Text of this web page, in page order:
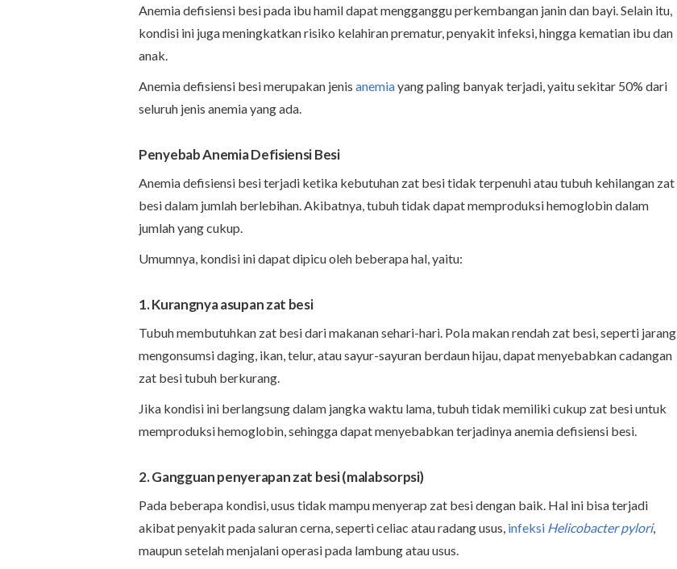
Anemia defisiensi besi pada ibu hamil dapat mengganggu perkembangan janin dan bayi. Selain itu,
kondisi ini juga meningkatkan risiko kelahiran prematur, penyakit infeksi, hingga kematian ibu dan
anak.
Anemia defisiensi besi merupakan jenis anemiayang paling banyak terjadi, yaitu sekitar 50% dari
seluruh jenis anemia yang ada.
Penyebab Anemia Defisiensi Besi
Anemia defisiensi besi terjadi ketika kebutuhan zat besi tidak terpenuhi atau tubuh kehilangan zat
besi dalam jumlah berlebihan. Akibatnya, tubuh tidak dapat memproduksi hemoglobin dalam
jumlah yang cukup.
Umumnya, kondisi ini dapat dipicu oleh beberapa hal, yaitu:
1. Kurangnya asupan zat besi
Tubuh membutuhkan zat besi dari makanan sehari-hari. Pola makan rendah zat besi, seperti jarang
mengonsumsi daging, ikan, telur, atau sayur-sayuran berdaun hijau, dapat menyebabkan cadangan
zat besi tubuh berkurang.
Jika kondisi ini berlangsung dalam jangka waktu lama, tubuh tidak memiliki cukup zat besi untuk
memproduksi hemoglobin, sehingga dapat menyebabkan terjadinya anemia defisiensi besi.
2. Gangguan penyerapan zat besi (malabsorpsi)
Pada beberapa kondisi, usus tidak mampu menyerap zat besi dengan baik. Hal ini bisa terjadi
akibat penyakit pada saluran cerna, seperti celiac atau radang usus, infeksi Helicobacter pylori,
maupun setelah menjalani operasi pada lambung atau usus.